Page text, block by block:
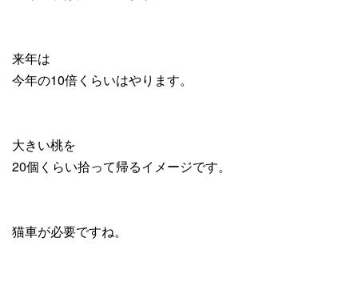
来年は
今年の10倍くらいはやります。
大きい桃を
20個くらい拾って帰るイメージです。
猫車が必要ですね。